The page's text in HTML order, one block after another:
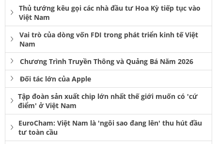
Thủ tướng kêu gọi các nhà đầu tư Hoa Kỳ tiếp tục vào
Việt Nam
Vai trò của dòng vốn FDI trong phát triển kinh tế Việt
Nam
Chương Trình Truyền Thông và Quảng Bá Năm 2026
Đối tác lớn của Apple
Tập đoàn sản xuất chip lớn nhất thế giới muốn có 'cứ
điểm' ở Việt Nam
EuroCham: Việt Nam là 'ngôi sao đang lên' thu hút đầu
tư toàn cầu